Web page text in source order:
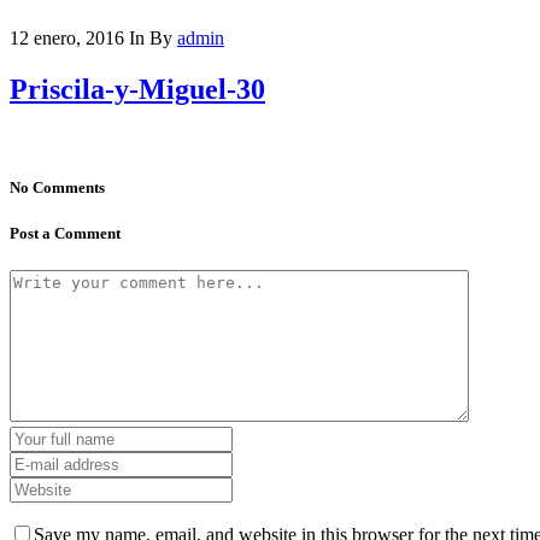
12 enero, 2016 In By admin
Priscila-y-Miguel-30
No Comments
Post a Comment
Save my name, email, and website in this browser for the next